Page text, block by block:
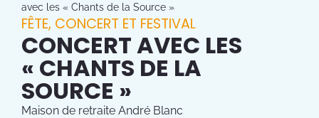
avec les « Chants de la Source »
FÊTE, CONCERT ET FESTIVAL
CONCERT AVEC LES
« CHANTS DE LA
SOURCE »
Maison de retraite André Blanc